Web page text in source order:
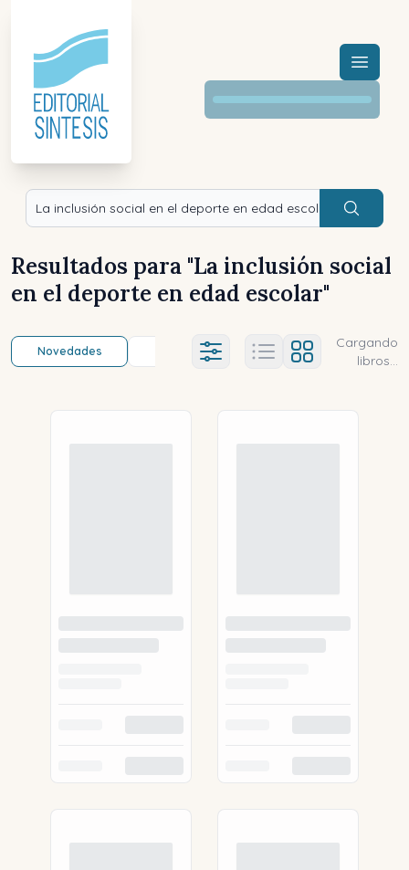
Menú
Buscar
Resultados para "La inclusión social
en el deporte en edad escolar"
Novedades Título (a-z) Título (z-a)
Ajustes abierto
Cargando
libros...